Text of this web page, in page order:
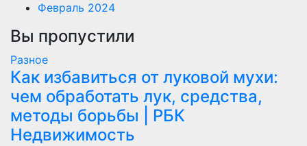
Февраль 2024
Вы пропустили
Разное
Как избавиться от луковой мухи:
чем обработать лук, средства,
методы борьбы | РБК
Недвижимость